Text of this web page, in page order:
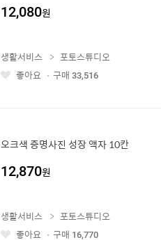
12,080원
좋
생활서비스
포토스튜디오
좋아요
구매 33,516
오크색 증명사진 성장 액자 10칸
12,870원
생활서비스
포토스튜디오
좋아요
구매 16,770